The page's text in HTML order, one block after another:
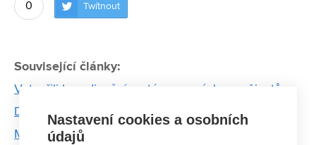
0 Twítnout
Související články:
Vytvořili koordinační systém pro záchranu životů.
Dnes ho používá i OSN
Matúš Nosko: „Nebuďte na to sami. Ani ve škole,
Nastavení cookies a osobních
údajů